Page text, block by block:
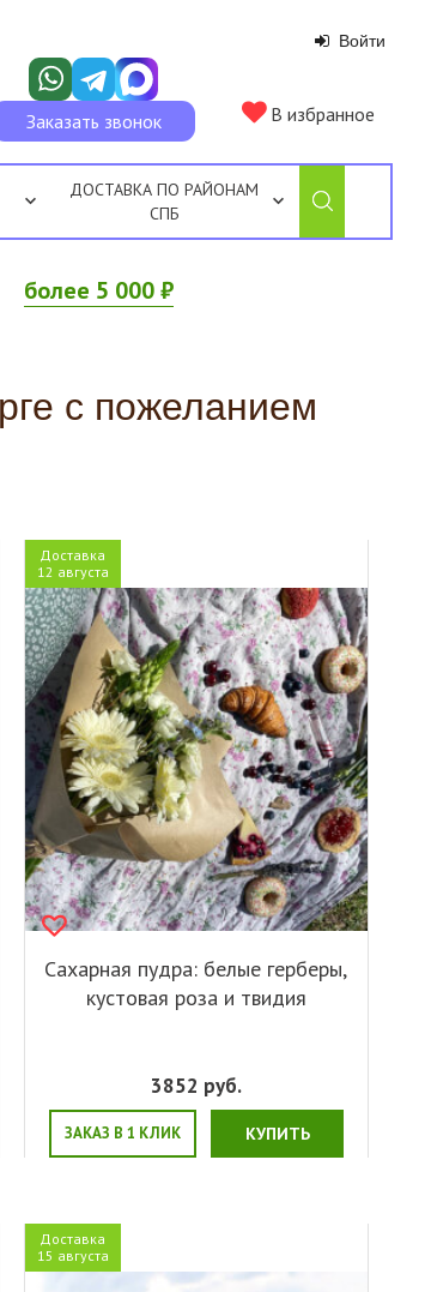
Войти
Заказать звонок В избранное
ДОСТАВКА ПО РАЙОНАМ
СПБ
более 5 000 ₽
с пожеланием
Доставка
12 августа
Сахарная пудра: белые герберы,
кустовая роза и твидия
3852 руб.
ЗАКАЗ В 1 КЛИК КУПИТЬ
Доставка
15 августа